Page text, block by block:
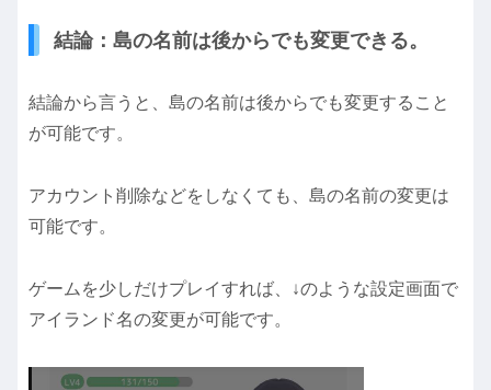
結論：島の名前は後からでも変更できる。
結論から言うと、島の名前は後からでも変更すること
が可能です。
アカウント削除などをしなくても、島の名前の変更は
可能です。
ゲームを少しだけプレイすれば、↓のような設定画面で
アイランド名の変更が可能です。